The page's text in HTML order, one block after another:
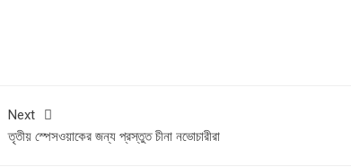
Next
তৃতীয় স্পেসওয়াকের জন্য প্রস্তুত চীনা নভোচারীরা